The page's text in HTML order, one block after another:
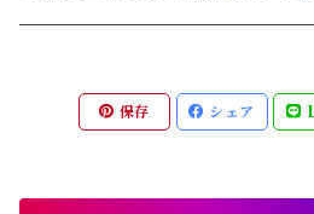
保存 シェア